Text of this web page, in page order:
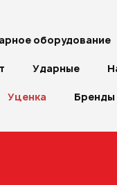
оборудование
Ударные
Уценка Бренды